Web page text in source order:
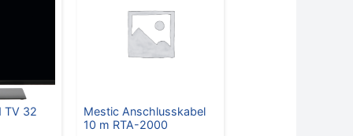
TV 32
Mestic Anschlusskabel
10 m RTA-2000